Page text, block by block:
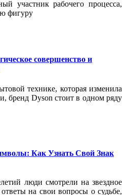
участник рабочего процесса,
фигуру
совершенство и
технике, которая изменила
бренд Dyson стоит в одном ряду
Как Узнать Свой Знак
люди смотрели на звездное
на свои вопросы о судьбе,